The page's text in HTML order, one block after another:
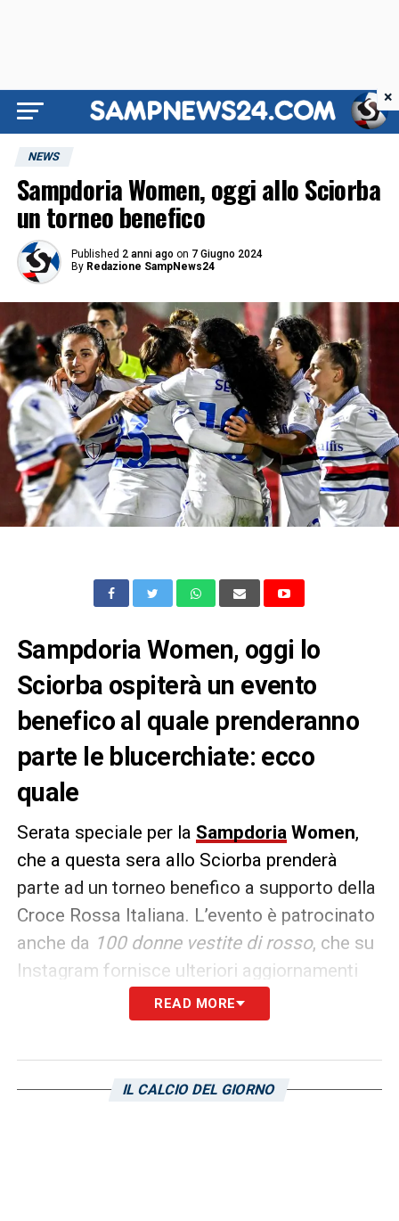
NEWS
Sampdoria Women, oggi allo Sciorba
un torneo benefico
Published 2 anni ago on 7 Giugno 2024
By Redazione SampNews24
Sampdoria Women, oggi lo
Sciorba ospiterà un evento
benefico al quale prenderanno
parte le blucerchiate: ecco
quale
Serata speciale per la SampdoriaWomen,
che a questa sera allo Sciorba prenderà
parte ad un torneo benefico a supporto della
Croce Rossa Italiana. L’evento è patrocinato
anche da 100 donne vestite di rosso, che su
Instagram fornisce ulteriori aggiornamenti
sull’evento. A partecipare al triangolare
saranno le formazioni dell’ASD Praese
incasso dell’evento sarà poi devoluto alla
READ MORE
IL CALCIO DEL GIORNO
×